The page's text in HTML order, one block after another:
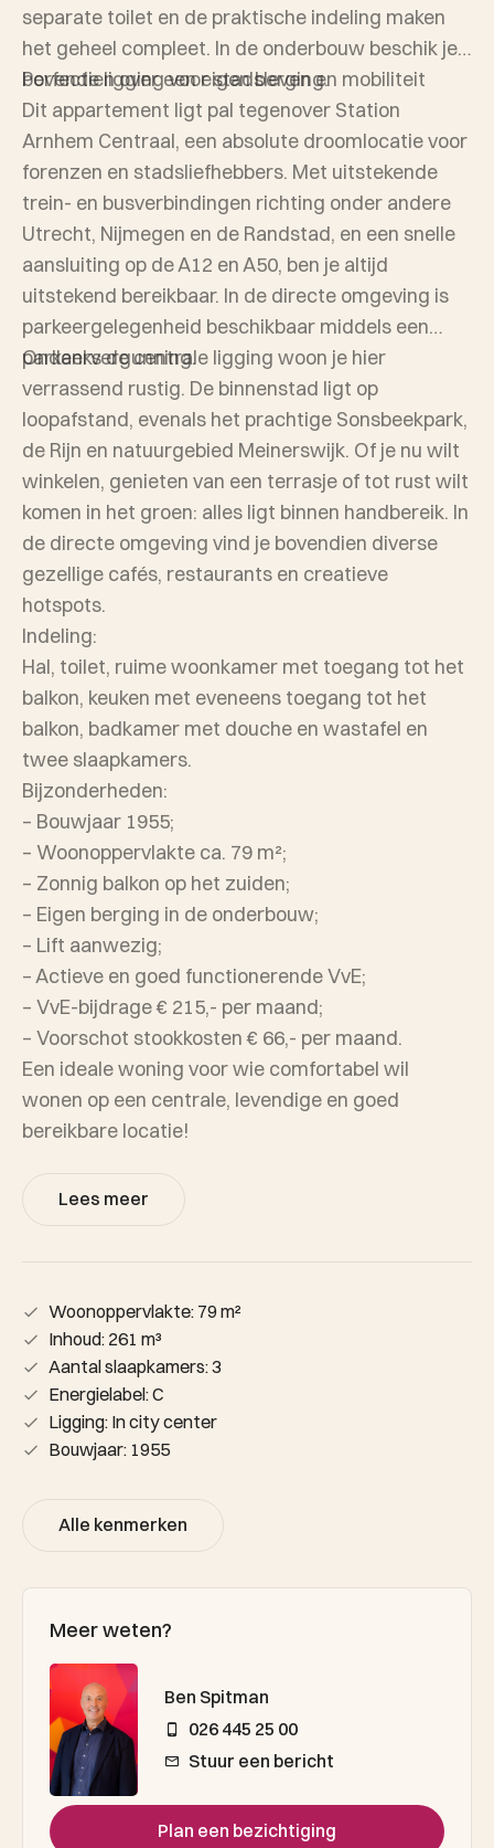
separate toilet en de praktische indeling maken
het geheel compleet. In de onderbouw beschik je
bovendien over een eigen berging.
Perfecte ligging voor stadsleven en mobiliteit
Dit appartement ligt pal tegenover Station
Arnhem Centraal, een absolute droomlocatie voor
forenzen en stadsliefhebbers. Met uitstekende
trein- en busverbindingen richting onder andere
Utrecht, Nijmegen en de Randstad, en een snelle
aansluiting op de A12 en A50, ben je altijd
uitstekend bereikbaar. In de directe omgeving is
parkeergelegenheid beschikbaar middels een
parkeervergunning.
Ondanks de centrale ligging woon je hier
verrassend rustig. De binnenstad ligt op
loopafstand, evenals het prachtige Sonsbeekpark,
de Rijn en natuurgebied Meinerswijk. Of je nu wilt
winkelen, genieten van een terrasje of tot rust wilt
komen in het groen: alles ligt binnen handbereik. In
de directe omgeving vind je bovendien diverse
gezellige cafés, restaurants en creatieve
hotspots.
Indeling:
Hal, toilet, ruime woonkamer met toegang tot het
balkon, keuken met eveneens toegang tot het
balkon, badkamer met douche en wastafel en
twee slaapkamers.
Bijzonderheden:
– Bouwjaar 1955;
– Woonoppervlakte ca. 79 m²;
– Zonnig balkon op het zuiden;
– Eigen berging in de onderbouw;
– Lift aanwezig;
– Actieve en goed functionerende VvE;
– VvE-bijdrage € 215,- per maand;
– Voorschot stookkosten € 66,- per maand.
Een ideale woning voor wie comfortabel wil
wonen op een centrale, levendige en goed
bereikbare locatie!
Lees meer
Woonoppervlakte: 79 m²
Inhoud: 261 m³
Aantal slaapkamers: 3
Energielabel: C
Ligging: In city center
Bouwjaar: 1955
Alle kenmerken
Meer weten?
Ben Spitman
026 445 25 00
Stuur een bericht
Plan een bezichtiging